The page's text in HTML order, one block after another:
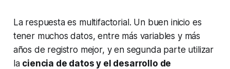
La respuesta es multifactorial. Un buen inicio es
tener muchos datos, entre más variables y más
años de registro mejor, y en segunda parte utilizar
la ciencia de datos y el desarrollo de